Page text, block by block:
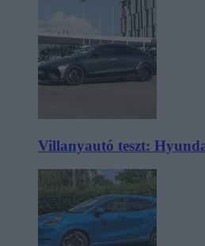
Villanyautó teszt: